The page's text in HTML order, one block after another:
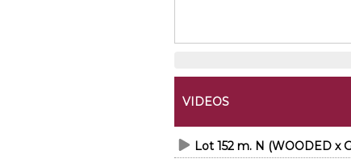
VIDEOS
Lot 152 m. N (WOODED x